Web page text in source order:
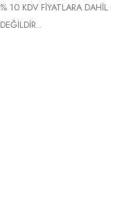
% 10 KDV FİYATLARA DAHİL
DEĞİLDİR..